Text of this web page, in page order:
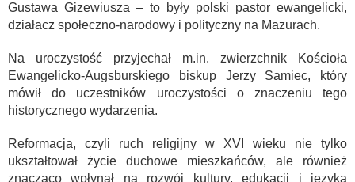
Gustawa Gizewiusza – to były polski pastor ewangelicki,
działacz społeczno-narodowy i polityczny na Mazurach.
Na uroczystość przyjechał m.in. zwierzchnik Kościoła
Ewangelicko-Augsburskiego biskup Jerzy Samiec, który
mówił do uczestników uroczystości o znaczeniu tego
historycznego wydarzenia.
Reformacja, czyli ruch religijny w XVI wieku nie tylko
ukształtował życie duchowe mieszkańców, ale również
znacząco wpłynął na rozwój kultury, edukacji i języka